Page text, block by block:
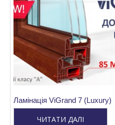
Ламінація ViGrand 7 (Luxury)
ЧИТАТИ ДАЛІ